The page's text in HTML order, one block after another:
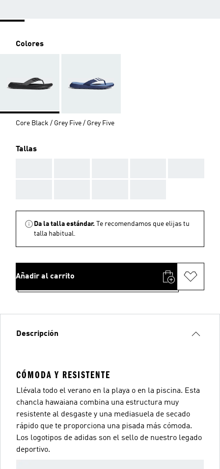
Colores
Core Black / Grey Five / Grey Five
Tallas
Da la talla estándar.
Te recomendamos que elijas tu
talla habitual.
Añadir al carrito
Descripción
CÓMODA Y RESISTENTE
Llévala todo el verano en la playa o en la piscina. Esta
chancla hawaiana combina una estructura muy
resistente al desgaste y una mediasuela de secado
rápido que te proporciona una pisada más cómoda.
Los logotipos de adidas son el sello de nuestro legado
deportivo.